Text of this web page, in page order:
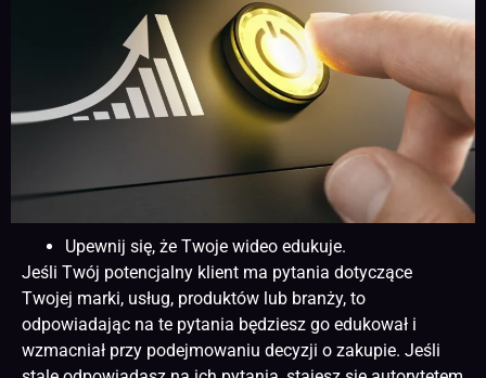
Upewnij się, że Twoje wideo edukuje.
Jeśli Twój potencjalny klient ma pytania dotyczące
Twojej marki, usług, produktów lub branży, to
odpowiadając na te pytania będziesz go edukował i
wzmacniał przy podejmowaniu decyzji o zakupie. Jeśli